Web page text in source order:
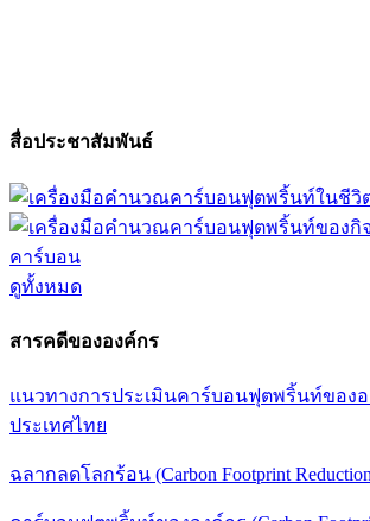
สื่อประชาสัมพันธ์
ดูทั้งหมด
สารคดีขององค์กร
แนวทางการประเมินคาร์บอนฟุตพริ้นท์ของ
ประเทศไทย
ฉลากลดโลกร้อน (Carbon Footprint